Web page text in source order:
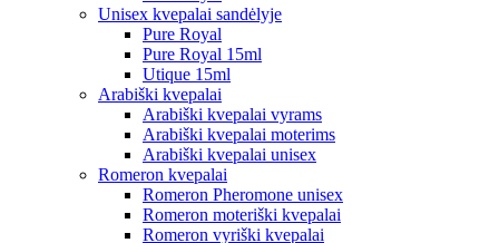
Unisex kvepalai sandėlyje
Pure Royal
Pure Royal 15ml
Utique 15ml
Arabiški kvepalai
Arabiški kvepalai vyrams
Arabiški kvepalai moterims
Arabiški kvepalai unisex
Romeron kvepalai
Romeron Pheromone unisex
Romeron moteriški kvepalai
Romeron vyriški kvepalai